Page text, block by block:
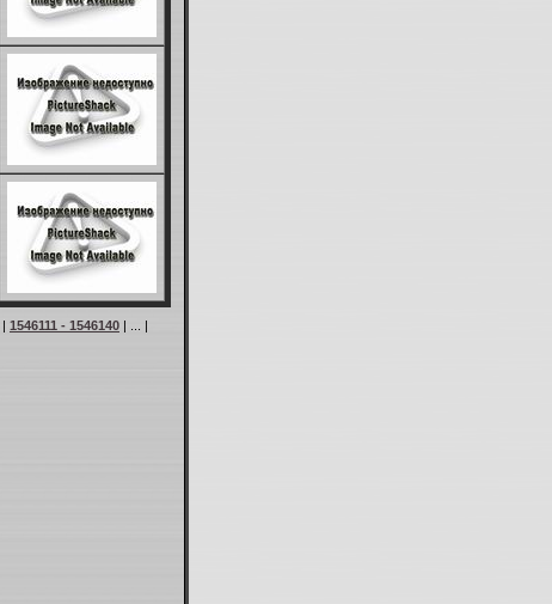
| 1546111 - 1546140 | ... |